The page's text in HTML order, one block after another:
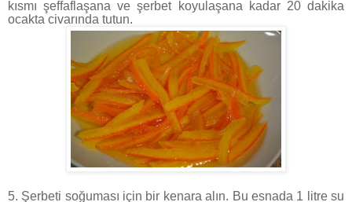
kısmı şeffaflaşana ve şerbet koyulaşana kadar 20 dakika
ocakta civarında tutun.
5. Şerbeti soğuması için bir kenara alın. Bu esnada 1 litre su